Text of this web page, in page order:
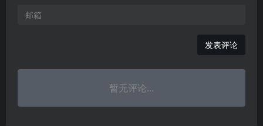
发表评论
暂无评论...